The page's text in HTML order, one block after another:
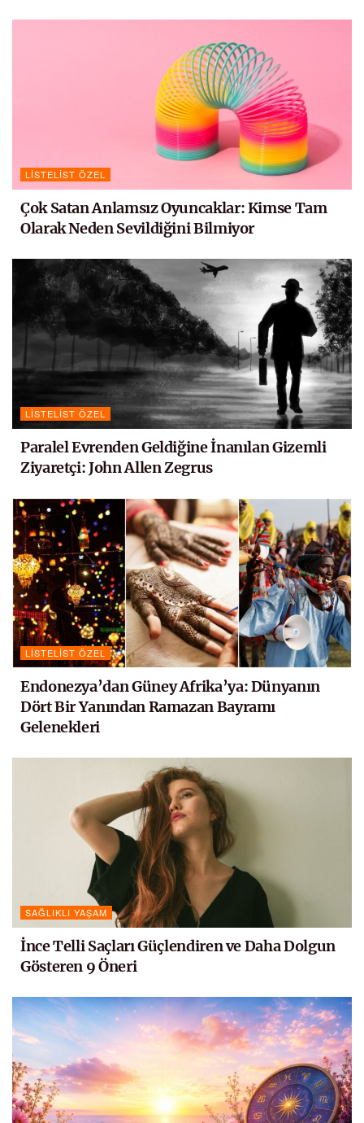
LISTELIST ÖZEL
Çok Satan Anlamsız Oyuncaklar: Kimse Tam
Olarak Neden Sevildiğini Bilmiyor
LISTELIST ÖZEL
Paralel Evrenden Geldiğine İnanılan Gizemli
Ziyaretçi: John Allen Zegrus
LISTELIST ÖZEL
Endonezya’dan Güney Afrika’ya: Dünyanın
Dört Bir Yanından Ramazan Bayramı
Gelenekleri
SAĞLIKLI YAŞAM
İnce Telli Saçları Güçlendiren ve Daha Dolgun
Gösteren 9 Öneri